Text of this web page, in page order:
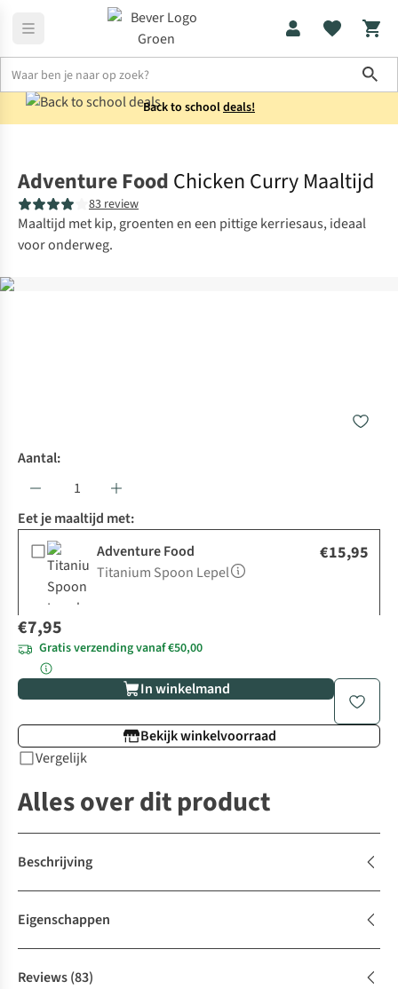
Back to schooldeals!
Adventure Food Chicken Curry Maaltijd
83 review
Maaltijd met kip, groenten en een pittige kerriesaus, ideaal
voor onderweg.
Aantal:
Eet je maaltijd met:
Adventure Food
Titanium Spoon Lepel
€15,95
€7,95
Gratis verzending vanaf €50,00
In winkelmand
Bekijk winkelvoorraad
Vergelijk
Alles over dit product
Beschrijving
Eigenschappen
Reviews(83)